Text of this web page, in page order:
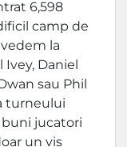
6,598
camp de
la
Daniel
sau Phil
turneului
buni jucatori
un vis